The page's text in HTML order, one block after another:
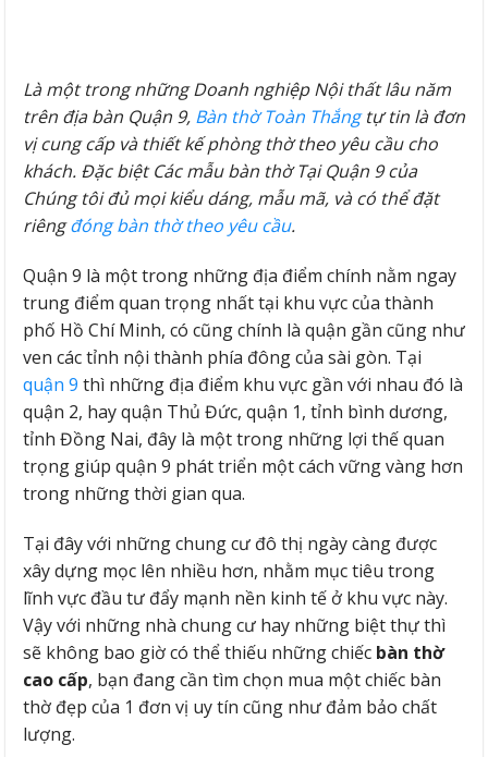
Là một trong những Doanh nghiệp Nội thất lâu năm
trên địa bàn Quận 9, Bàn thờ Toàn Thắngtự tin là đơn
vị cung cấp và thiết kế phòng thờ theo yêu cầu cho
khách. Đặc biệt Các mẫu bàn thờ Tại Quận 9 của
Chúng tôi đủ mọi kiểu dáng, mẫu mã, và có thể đặt
riêngđóng bàn thờ theo yêu cầu.
Quận 9 là một trong những địa điểm chính nằm ngay
trung điểm quan trọng nhất tại khu vực của thành
phố Hồ Chí Minh, có cũng chính là quận gần cũng như
ven các tỉnh nội thành phía đông của sài gòn. Tại
quận 9 thì những địa điểm khu vực gần với nhau đó là
quận 2, hay quận Thủ Đức, quận 1, tỉnh bình dương,
tỉnh Đồng Nai, đây là một trong những lợi thế quan
trọng giúp quận 9 phát triển một cách vững vàng hơn
trong những thời gian qua.
Tại đây với những chung cư đô thị ngày càng được
xây dựng mọc lên nhiều hơn, nhằm mục tiêu trong
lĩnh vực đầu tư đẩy mạnh nền kinh tế ở khu vực này.
Vậy với những nhà chung cư hay những biệt thự thì
sẽ không bao giờ có thể thiếu những chiếc bàn thờ
cao cấp, bạn đang cần tìm chọn mua một chiếc bàn
thờ đẹp của 1 đơn vị uy tín cũng như đảm bảo chất
lượng.